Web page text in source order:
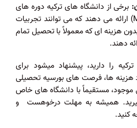
برخی از دانشگاه های ترکیه دوره های
آنلاین رایگان (MOOCs) ارائه می دهند که می توانند تجربیات
هزینه ای که معمولاً با تحصیل تمام
دهند.
را دارید، پیشنهاد میشود برای
هزینه ها، فرصت های بورسیه تحصیلی
مستقیماً با دانشگاه های خاص
همیشه به مهلت درخوهست و
کنید.